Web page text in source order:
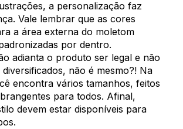
a personalização faz
Vale lembrar que as cores
a área externa do moletom
por dentro.
adianta o produto ser legal e não
não é mesmo?! Na
encontra vários tamanhos, feitos
para todos. Afinal,
devem estar disponíveis para